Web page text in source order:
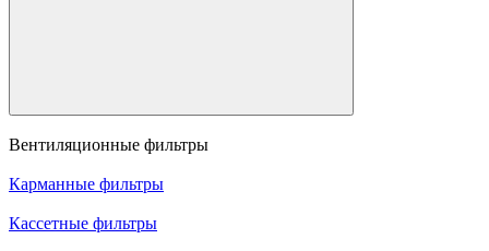
Вентиляционные фильтры
Карманные фильтры
Кассетные фильтры